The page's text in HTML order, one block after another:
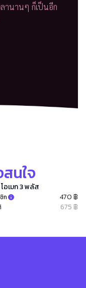
านานๆ ก็เป็นอีก
นใจ
อเมก 3 พลัส
ก 470 ฿
675 ฿